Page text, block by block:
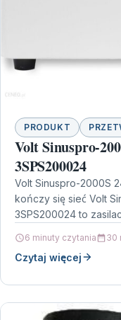
PRODUKT
Volt Sinuspro-
3SPS200024
Volt Sinuspro-2000S
kończy się sieć Volt
3SPS200024 to
6 minuty czytania 30
Czytaj więcej